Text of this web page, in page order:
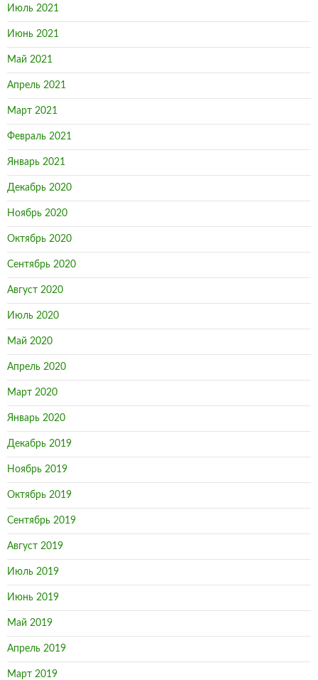
Июль 2021
Июнь 2021
Май 2021
Апрель 2021
Март 2021
Февраль 2021
Январь 2021
Декабрь 2020
Ноябрь 2020
Октябрь 2020
Сентябрь 2020
Август 2020
Июль 2020
Май 2020
Апрель 2020
Март 2020
Январь 2020
Декабрь 2019
Ноябрь 2019
Октябрь 2019
Сентябрь 2019
Август 2019
Июль 2019
Июнь 2019
Май 2019
Апрель 2019
Март 2019